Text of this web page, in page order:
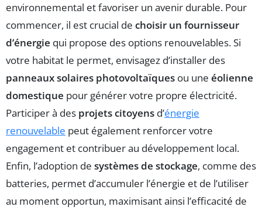
environnemental et favoriser un avenir durable. Pour
commencer, il est crucial de choisir un fournisseur
d’énergie qui propose des options renouvelables. Si
votre habitat le permet, envisagez d’installer des
panneaux solaires photovoltaïques ou une éolienne
domestique pour générer votre propre électricité.
Participer à des projets citoyens d’énergie
renouvelable peut également renforcer votre
engagement et contribuer au développement local.
Enfin, l’adoption de systèmes de stockage, comme des
batteries, permet d’accumuler l’énergie et de l’utiliser
au moment opportun, maximisant ainsi l’efficacité de